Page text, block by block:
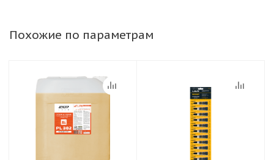
Похожие по параметрам